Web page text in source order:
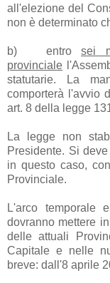
all'elezione del
non è determinato
b) entro sei
provinciale
statutarie. La
comporterà l'avvio
art. 8 della legge
La legge non
Presidente. Si
in questo caso,
Provinciale.
L'arco temporale
dovranno mettere
delle attuali
Capitale e nelle
breve: dall'8 aprile